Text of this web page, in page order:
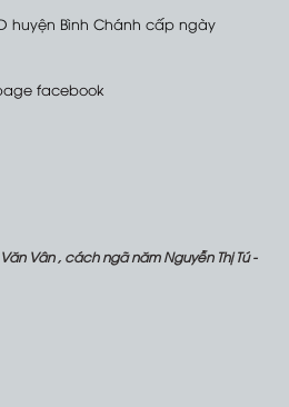
huyện Bình Chánh cấp ngày
facebook
Vân , cách ngã năm Nguyễn Thị Tú -